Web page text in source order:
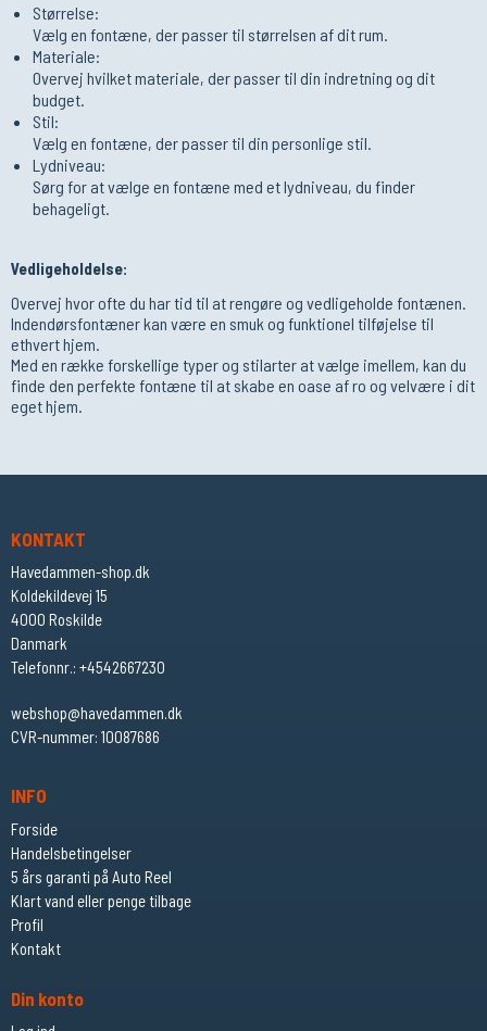
Størrelse:
Vælg en fontæne, der passer til størrelsen af dit rum.
Materiale:
Overvej hvilket materiale, der passer til din indretning og dit
budget.
Stil:
Vælg en fontæne, der passer til din personlige stil.
Lydniveau:
Sørg for at vælge en fontæne med et lydniveau, du finder
behageligt.
Vedligeholdelse:
Overvej hvor ofte du har tid til at rengøre og vedligeholde fontænen.
Indendørsfontæner kan være en smuk og funktionel tilføjelse til
ethvert hjem.
Med en række forskellige typer og stilarter at vælge imellem, kan du
finde den perfekte fontæne til at skabe en oase af ro og velvære i dit
eget hjem.
KONTAKT
Havedammen-shop.dk
Koldekildevej 15
4000 Roskilde
Danmark
Telefonnr.: +4542667230
webshop@havedammen.dk
CVR-nummer: 10087686
INFO
Forside
Handelsbetingelser
5 års garanti på Auto Reel
Klart vand eller penge tilbage
Profil
Kontakt
Din konto